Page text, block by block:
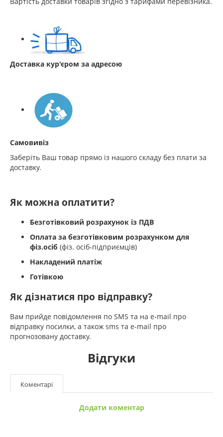
Доставка кур'єром за адресою
Самовивіз
Заберіть Ваш товар прямо із нашого складу без плати за
доставку.
Як можна оплатити?
Безготівковий розрахунок із ПДВ
Оплата за безготівковим розрахунком для
фіз.осіб (фіз. осіб-підприємців)
Накладений платіж
Готівкою
Як дізнатися про відправку?
Вам прийде повідомлення по SMS та на e-mail про
відправку посилки, а також sms та e-mail про
прогнозовану доставку.
Відгуки
Коментарі
Додати коментар